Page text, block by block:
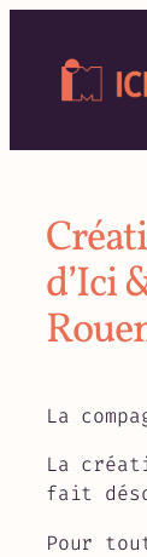
contenu
d’Ici
La
La
fait
Pour